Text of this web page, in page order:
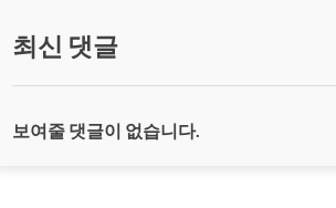
최신 댓글
보여줄 댓글이 없습니다.